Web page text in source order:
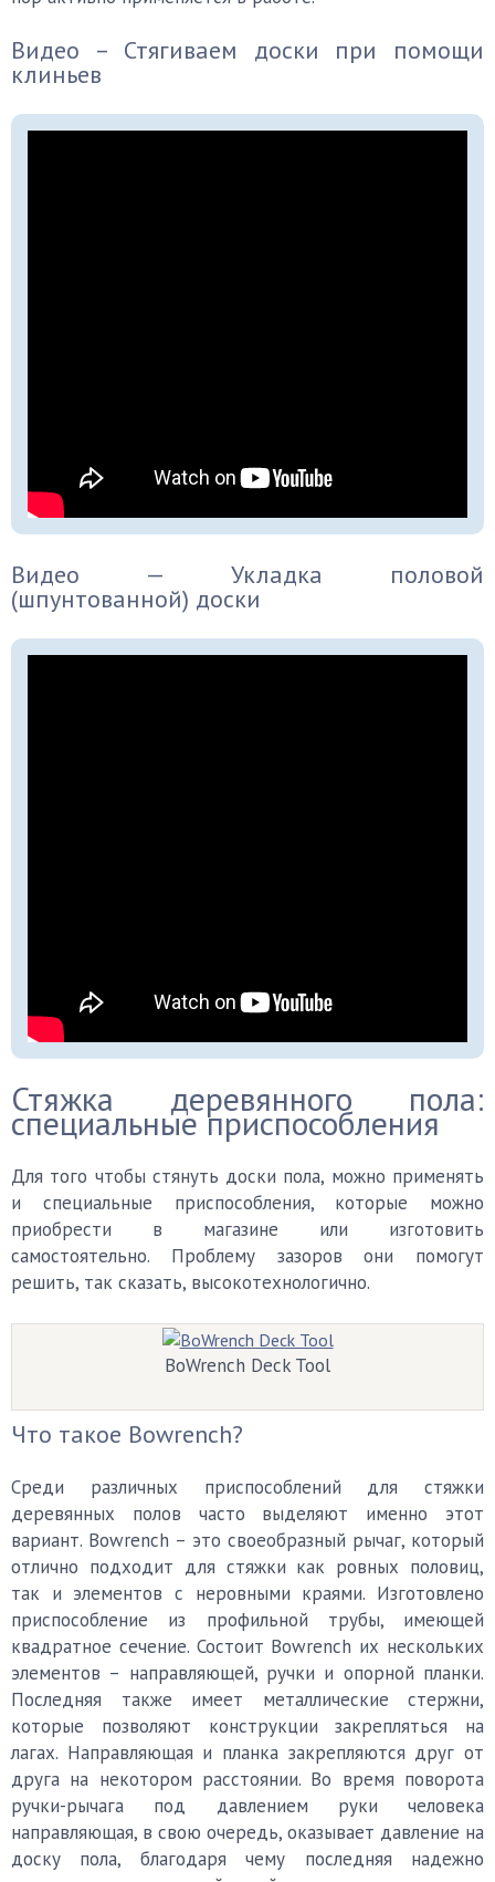
Видео – Стягиваем доски при помощи
клиньев
Видео — Укладка половой
(шпунтованной) доски
Стяжка деревянного пола:
специальные приспособления
Для того чтобы стянуть доски пола, можно применять
и специальные приспособления, которые можно
приобрести в магазине или изготовить
самостоятельно. Проблему зазоров они помогут
решить, так сказать, высокотехнологично.
BoWrench Deck Tool
Что такое Bowrench?
Среди различных приспособлений для стяжки
деревянных полов часто выделяют именно этот
вариант. Bowrench – это своеобразный рычаг, который
отлично подходит для стяжки как ровных половиц,
так и элементов с неровными краями. Изготовлено
приспособление из профильной трубы, имеющей
квадратное сечение. Состоит Bowrench их нескольких
элементов – направляющей, ручки и опорной планки.
Последняя также имеет металлические стержни,
которые позволяют конструкции закрепляться на
лагах. Направляющая и планка закрепляются друг от
друга на некотором расстоянии. Во время поворота
ручки-рычага под давлением руки человека
направляющая, в свою очередь, оказывает давление на
доску пола, благодаря чему последняя надежно